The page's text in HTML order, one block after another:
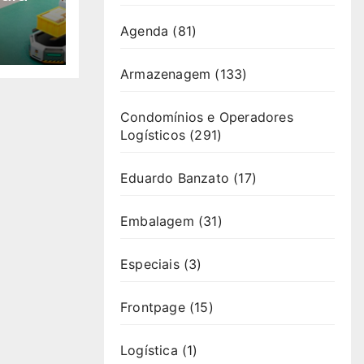
Agenda (81)
Armazenagem (133)
Condomínios e Operadores
Logísticos (291)
Eduardo Banzato (17)
Embalagem (31)
Especiais(3)
Frontpage(15)
Logística (1)